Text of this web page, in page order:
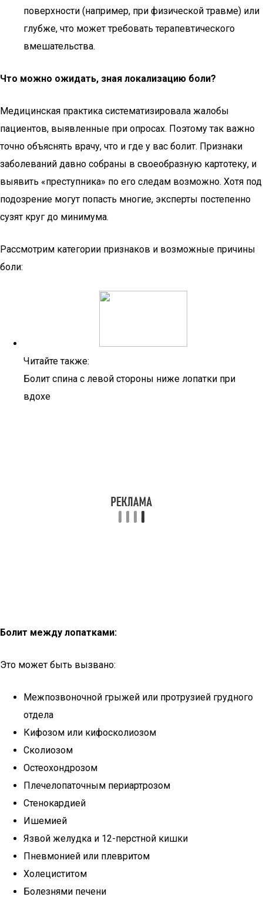
поверхности (например, при физической травме) или
глубже, что может требовать терапевтического
вмешательства.
Что можно ожидать, зная локализацию боли?
Медицинская практика систематизировала жалобы
пациентов, выявленные при опросах. Поэтому так важно
точно объяснять врачу, что и где у вас болит. Признаки
заболеваний давно собраны в своеобразную картотеку, и
выявить «преступника» по его следам возможно. Хотя под
подозрение могут попасть многие, эксперты постепенно
сузят круг до минимума.
Рассмотрим категории признаков и возможные причины
боли:
Читайте также:
Болит спина с левой стороны ниже лопатки при
вдохе
Болит между лопатками:
Это может быть вызвано:
Межпозвоночной грыжей или протрузией грудного
отдела
Кифозом или кифосколиозом
Сколиозом
Остеохондрозом
Плечелопаточным периартрозом
Стенокардией
Ишемией
Язвой желудка и 12-перстной кишки
Пневмонией или плевритом
Холециститом
Болезнями печени